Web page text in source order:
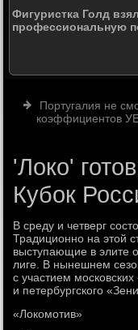
Фигуристка Голд
профессиональную
Португалия не
коэффициентов
'Локо'
Кубок
В среду и четверг
Традиционно на этой
выступающие в элите
лиге. В нынешнем
с участием
и петербургского
«Локомотив»